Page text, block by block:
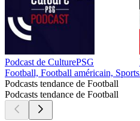
Podcast de CulturePSG
Football, Football américain, Sports
Podcasts tendance de Football
Podcasts tendance de Football